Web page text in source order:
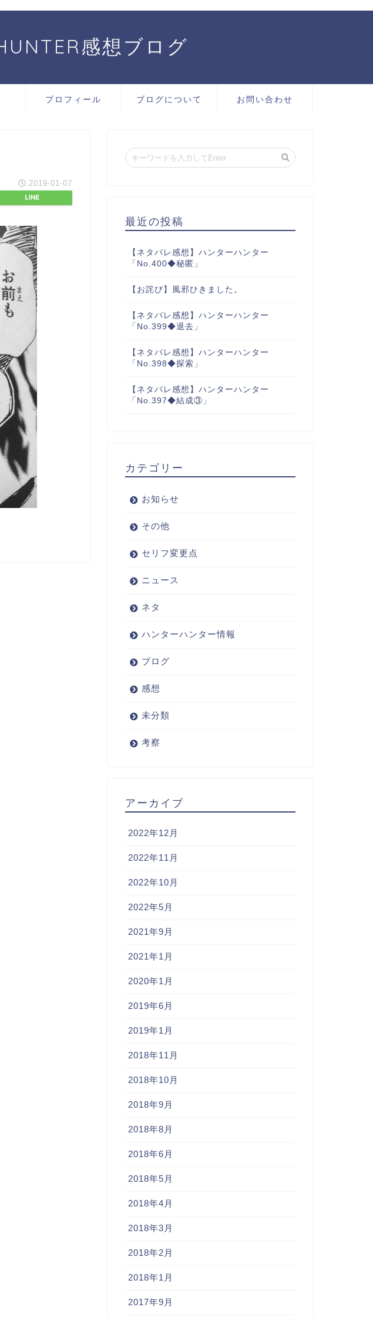
感想ブログ
プロフィール ブログについて お問い合わせ
2019-01-07
最近の投稿
【ネタバレ感想】ハンターハンター
「No.400◆秘匿」
【お詫び】風邪ひきました。
【ネタバレ感想】ハンターハンター
「No.399◆退去」
【ネタバレ感想】ハンターハンター
「No.398◆探索」
【ネタバレ感想】ハンターハンター
「No.397◆結成③」
カテゴリー
お知らせ
その他
セリフ変更点
ニュース
ネタ
ハンターハンター情報
ブログ
感想
未分類
考察
アーカイブ
2022年12月
2022年11月
2022年10月
2022年5月
2021年9月
2021年1月
2020年1月
2019年6月
2019年1月
2018年11月
2018年10月
2018年9月
2018年8月
2018年6月
2018年5月
2018年4月
2018年3月
2018年2月
2018年1月
2017年9月